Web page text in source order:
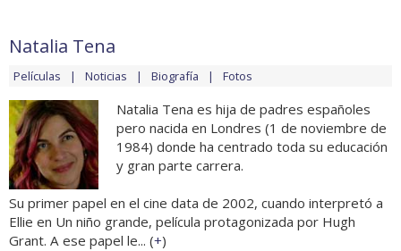
Natalia Tena
Películas Noticias Biografía Fotos
Natalia Tena es hija de padres españoles
pero nacida en Londres (1 de noviembre de
1984) donde ha centrado toda su educación
y gran parte carrera.
Su primer papel en el cine data de 2002, cuando interpretó a
Ellie en Un niño grande, película protagonizada por Hugh
Grant. A ese papel le... (+)